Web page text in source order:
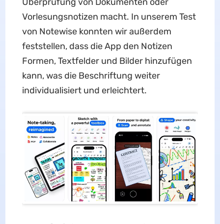
Vorlesungsnotizen macht. In unserem Test
von Notewise konnten wir außerdem
feststellen, dass die App den Notizen
Formen, Textfelder und Bilder hinzufügen
kann, was die Beschriftung weiter
individualisiert und erleichtert.